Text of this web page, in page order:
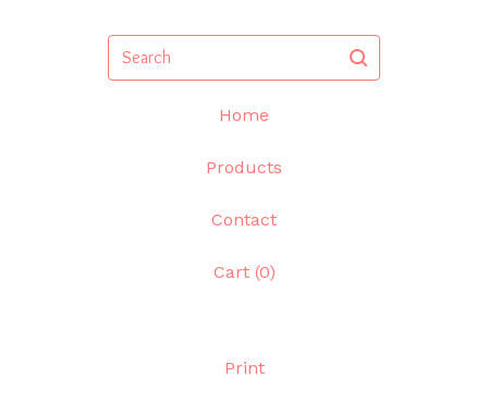
Search
Home
Products
Contact
Cart (0)
Print